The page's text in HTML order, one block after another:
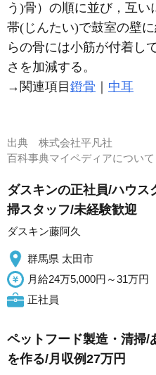
う)骨）の順に並び，互
帯(じんたい)で鼓室の壁
らの骨には小筋が付着し
さを加減する。
→関連項目 鐙骨 中耳
出典 株式会社平凡社
百科事典マイペディアについ
ダスキンの正社員/ハウス
掃スタッフ/未経験歓迎
ダスキン藤阿久
群馬県 太田市
月給24万5,000円～31万円
正社員
ペットフード製造・清掃/
を作る/月収例27万円